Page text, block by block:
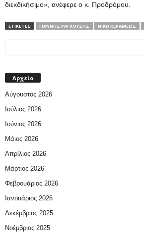
διεκδικήσιμο», ανέφερε ο κ. Προδρόμου.
ΕΤΙΚΕΤΕΣ ΓΙΆΝΝΗΣ ΡΑΓΚΟΎΣΗΣ ΝΙΚΗ ΚΕΡΑΜΕΩΣ
Αρχείο
Αύγουστος 2026
Ιούλιος 2026
Ιούνιος 2026
Μάιος 2026
Απρίλιος 2026
Μάρτιος 2026
Φεβρουάριος 2026
Ιανουάριος 2026
Δεκέμβριος 2025
Νοέμβριος 2025